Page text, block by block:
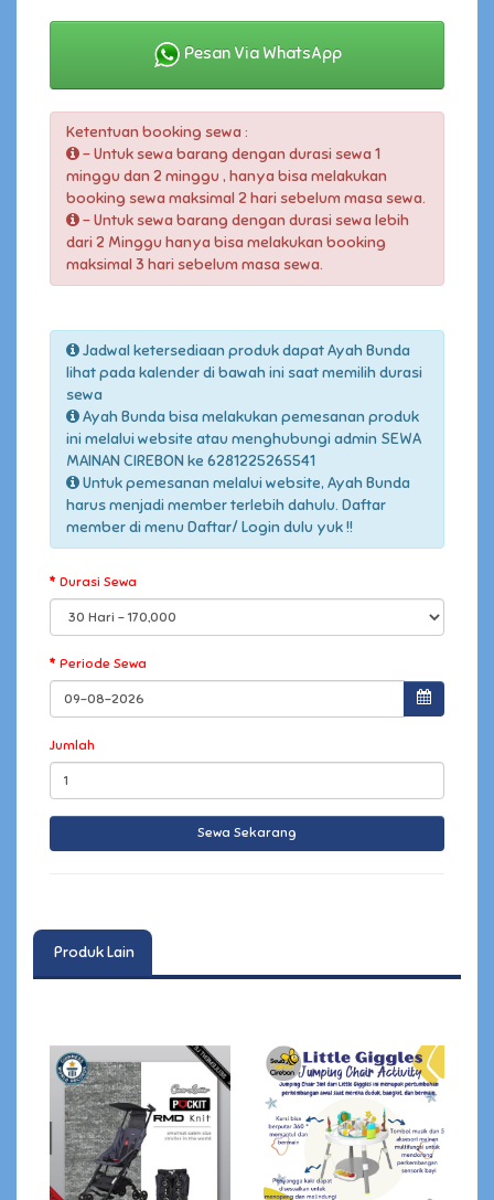
Pesan Via WhatsApp
Ketentuan booking sewa :
- Untuk sewa barang dengan durasi sewa 1
minggu dan 2 minggu , hanya bisa melakukan
booking sewa maksimal 2 hari sebelum masa sewa.
- Untuk sewa barang dengan durasi sewa lebih
dari 2 Minggu hanya bisa melakukan booking
maksimal 3 hari sebelum masa sewa.
Jadwal ketersediaan produk dapat Ayah Bunda
lihat pada kalender di bawah ini saat memilih durasi
sewa
Ayah Bunda bisa melakukan pemesanan produk
ini melalui website atau menghubungi admin SEWA
MAINAN CIREBON ke 6281225265541
Untuk pemesanan melalui website, Ayah Bunda
harus menjadi member terlebih dahulu. Daftar
member di menu Daftar/ Login dulu yuk !!
Durasi Sewa
Periode Sewa
Jumlah
Produk Lain